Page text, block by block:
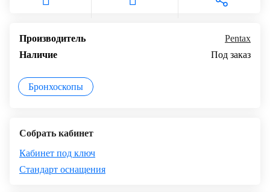
Производитель
Pentax
Наличие
Под заказ
Бронхоскопы
Собрать кабинет
Кабинет под ключ
Стандарт оснащения